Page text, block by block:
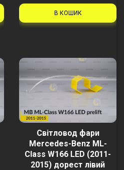
В КОШИК
Світловод фари
Mercedes-Benz ML-
Class W166 LED (2011-
2015) дорест лівий